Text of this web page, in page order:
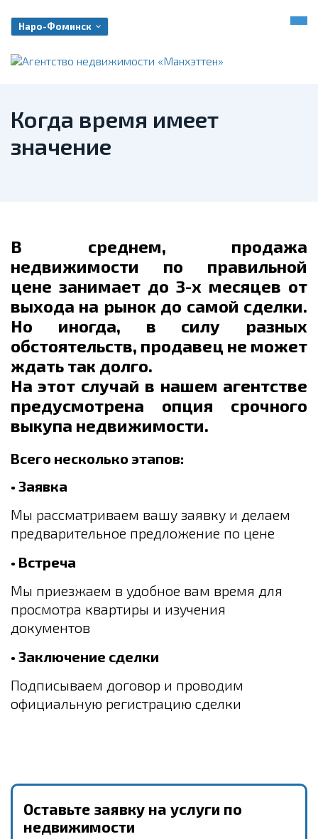
Наро-Фоминск
Когда время имеет
значение
В среднем, продажа
недвижимости по правильной
цене занимает до 3-х месяцев от
выхода на рынок до самой сделки.
Но иногда, в силу разных
обстоятельств, продавец не может
ждать так долго.
На этот случай в нашем агентстве
предусмотрена опция срочного
выкупа недвижимости.
Всего несколько этапов:
• Заявка
Мы рассматриваем вашу заявку и делаем
предварительное предложение по цене
• Встреча
Мы приезжаем в удобное вам время для
просмотра квартиры и изучения
документов
• Заключение сделки
Подписываем договор и проводим
официальную регистрацию сделки
Оставьте заявку на услуги по
недвижимости